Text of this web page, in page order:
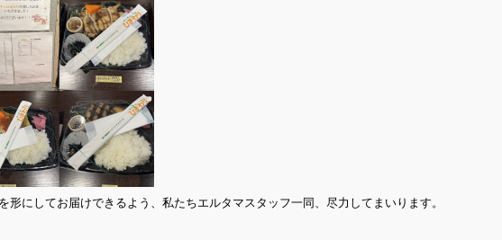
形にしてお届けできるよう、私たちエルタマスタッフ一同、尽力してまいります。